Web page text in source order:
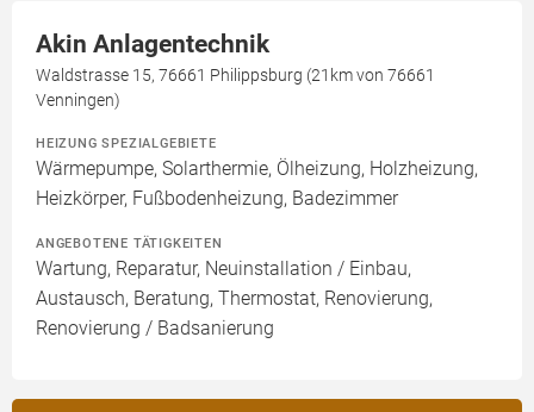
Akin Anlagentechnik
Waldstrasse 15, 76661 Philippsburg (21km von 76661
Venningen)
HEIZUNG SPEZIALGEBIETE
Wärmepumpe, Solarthermie, Ölheizung, Holzheizung,
Heizkörper, Fußbodenheizung, Badezimmer
ANGEBOTENE TÄTIGKEITEN
Wartung, Reparatur, Neuinstallation / Einbau,
Austausch, Beratung, Thermostat, Renovierung,
Renovierung / Badsanierung